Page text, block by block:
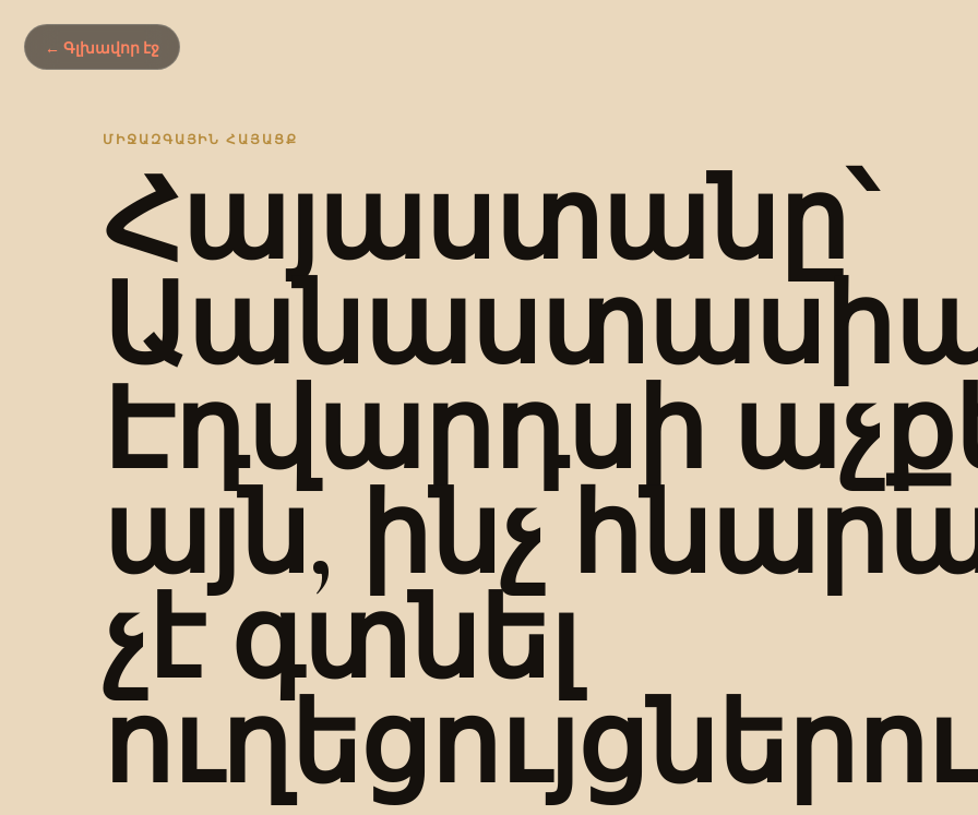
← Գլխավոր էջ
ՄԻՋԱԶԳԱՅԻՆ ՀԱՅԱՑՔ
Հայաստանը՝
Էդվարդսի
այն, ինչ
չէ գտնել